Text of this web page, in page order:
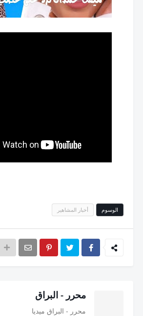
الوسوم أخبار المشاهير
محرر - البراق
محرر - البراق ميديا